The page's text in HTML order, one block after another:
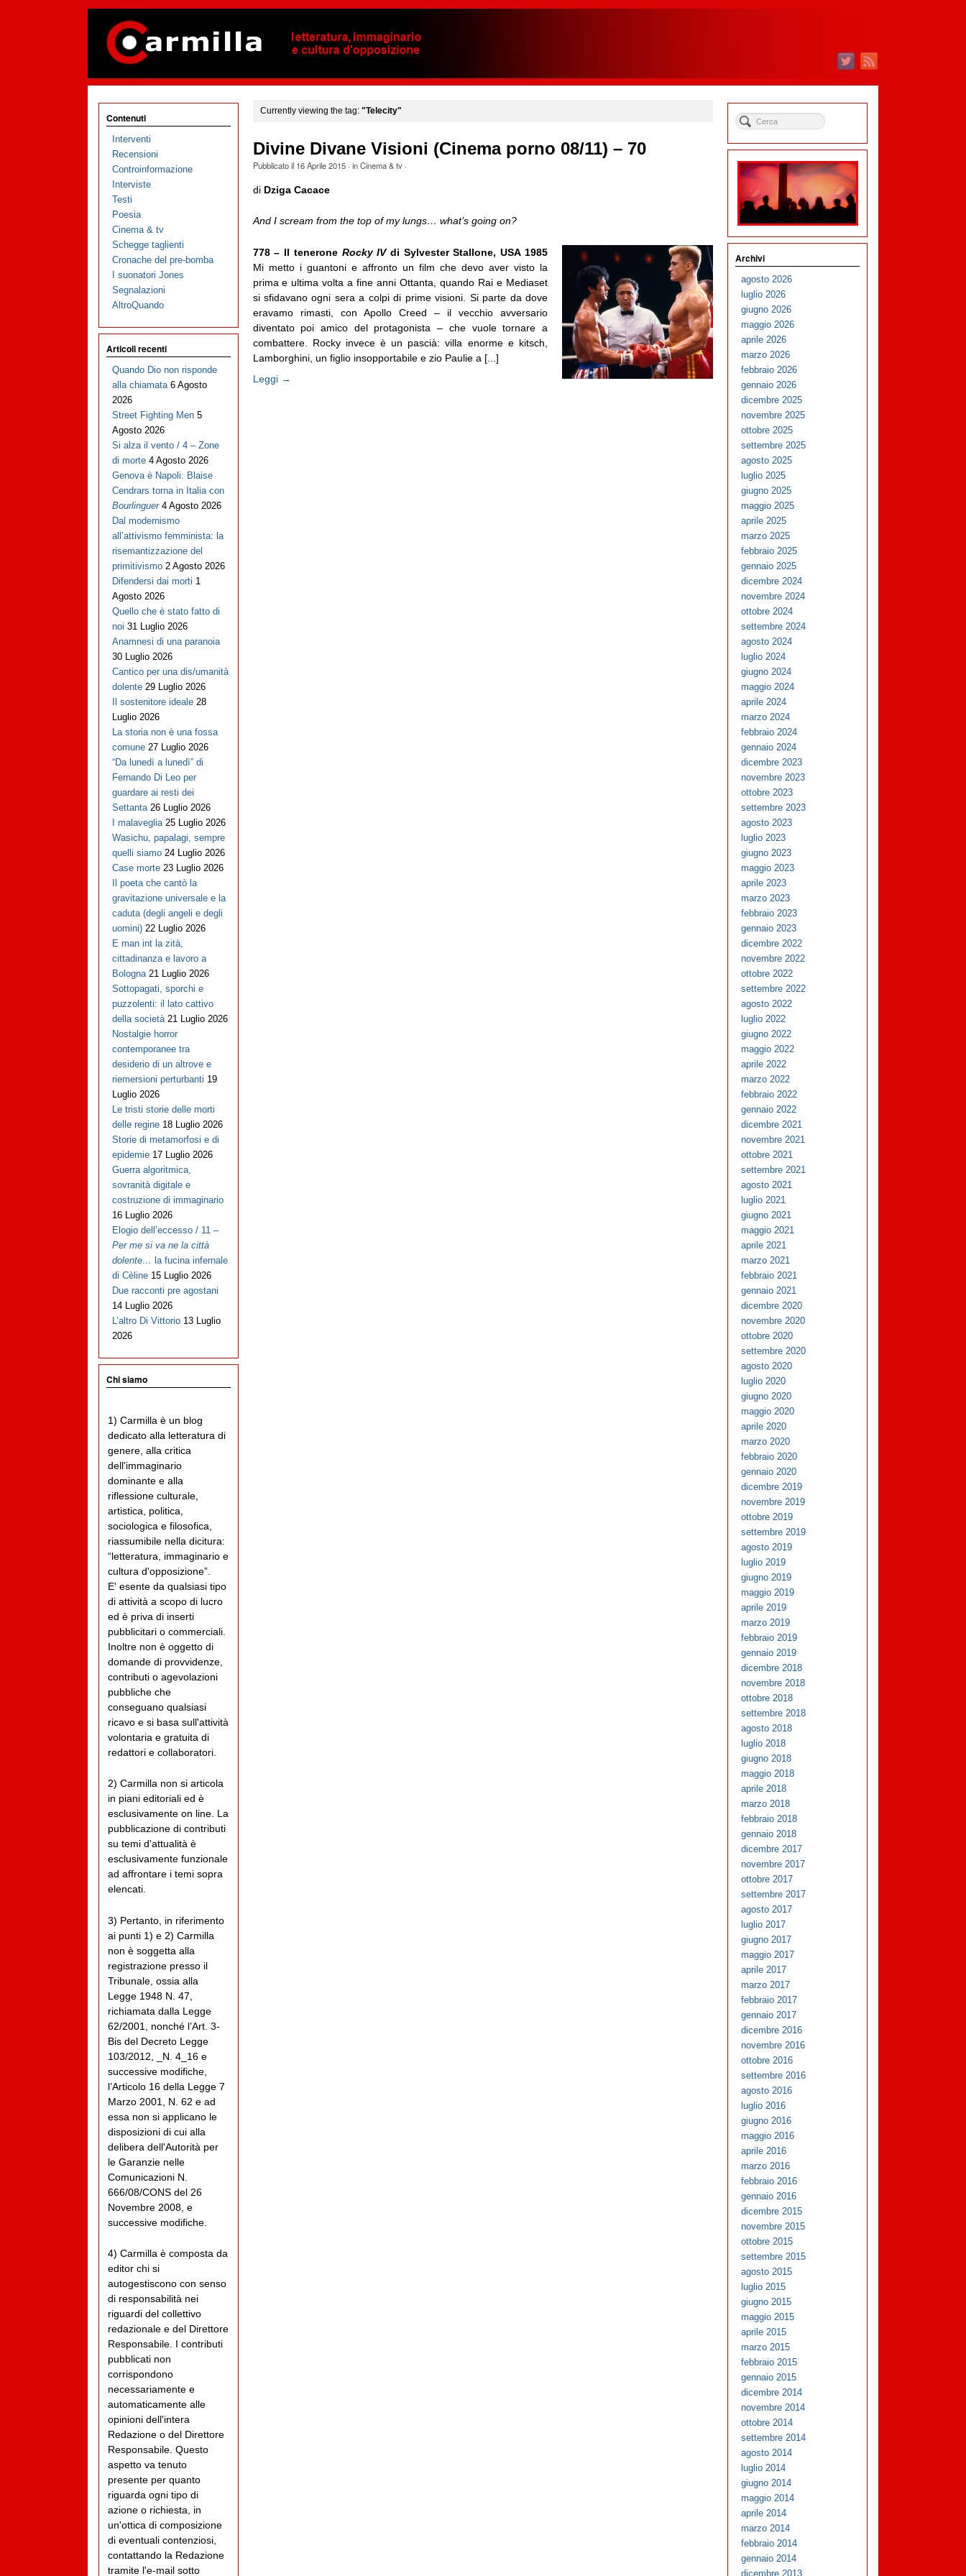
Currently viewing the tag: "Telecity"
Divine Divane Visioni (Cinema porno 08/11) – 70
Pubblicato il 16 Aprile 2015· inCinema & tv·
di Dziga Cacace
And I scream from the top of my lungs… what’s going on?
778 – Il tenerone Rocky IVdi Sylvester Stallone, USA 1985
Mi metto i guantoni e affronto un film che devo aver visto la
prima e ultima volta a fine anni Ottanta, quando Rai e Mediaset
si sfidavano ogni sera a colpi di prime visioni. Si parte da dove
eravamo rimasti, con Apollo Creed – il vecchio avversario
diventato poi amico del protagonista – che vuole tornare a
combattere. Rocky invece è un pascià: villa enorme e kitsch,
Lamborghini, un figlio insopportabile e zio Paulie a [...]
Leggi →
Contenuti
Interventi
Recensioni
Controinformazione
Interviste
Testi
Poesia
Cinema & tv
Schegge taglienti
Cronache del pre-bomba
I suonatori Jones
Segnalazioni
AltroQuando
Articoli recenti
Quando Dio non risponde
alla chiamata 6 Agosto
2026
Street Fighting Men 5
Agosto 2026
Si alza il vento / 4 – Zone
di morte 4 Agosto 2026
Genova è Napoli: Blaise
Cendrars torna in Italia con
Bourlinguer 4 Agosto 2026
Dal modernismo
all’attivismo femminista: la
risemantizzazione del
primitivismo 2 Agosto 2026
Difendersi dai morti 1
Agosto 2026
Quello che è stato fatto di
noi 31 Luglio 2026
Anamnesi di una paranoia
30 Luglio 2026
Cantico per una dis/umanità
dolente 29 Luglio 2026
Il sostenitore ideale 28
Luglio 2026
La storia non è una fossa
comune 27 Luglio 2026
“Da lunedì a lunedì” di
Fernando Di Leo per
guardare ai resti dei
Settanta 26 Luglio 2026
I malaveglia 25 Luglio 2026
Wasichu, papalagi, sempre
quelli siamo 24 Luglio 2026
Case morte 23 Luglio 2026
Il poeta che cantò la
gravitazione universale e la
caduta (degli angeli e degli
uomini) 22 Luglio 2026
E man int la zità,
cittadinanza e lavoro a
Bologna 21 Luglio 2026
Sottopagati, sporchi e
puzzolenti: il lato cattivo
della società 21 Luglio 2026
Nostalgie horror
contemporanee tra
desiderio di un altrove e
riemersioni perturbanti 19
Luglio 2026
Le tristi storie delle morti
delle regine 18 Luglio 2026
Storie di metamorfosi e di
epidemie 17 Luglio 2026
Guerra algoritmica,
sovranità digitale e
costruzione di immaginario
16 Luglio 2026
Elogio dell’eccesso / 11 –
Per me si va ne la città
dolente… la fucina infernale
di Cèline 15 Luglio 2026
Due racconti pre agostani
14 Luglio 2026
L’altro Di Vittorio 13 Luglio
2026
Chi siamo
1) Carmilla è un blog
dedicato alla letteratura di
genere, alla critica
dell'immaginario
dominante e alla
riflessione culturale,
artistica, politica,
sociologica e filosofica,
riassumibile nella dicitura:
“letteratura, immaginario e
cultura d'opposizione”.
E' esente da qualsiasi tipo
di attività a scopo di lucro
ed è priva di inserti
pubblicitari o commerciali.
Inoltre non è oggetto di
domande di provvidenze,
contributi o agevolazioni
pubbliche che
conseguano qualsiasi
ricavo e si basa sull'attività
volontaria e gratuita di
redattori e collaboratori.
2) Carmilla non si articola
in piani editoriali ed è
esclusivamente on line. La
pubblicazione di contributi
su temi d'attualità è
esclusivamente funzionale
ad affrontare i temi sopra
elencati.
3) Pertanto, in riferimento
ai punti 1) e 2) Carmilla
non è soggetta alla
registrazione presso il
Tribunale, ossia alla
Legge 1948 N. 47,
richiamata dalla Legge
62/2001, nonché l’Art. 3-
Bis del Decreto Legge
103/2012, _N. 4_16 e
successive modifiche,
l’Articolo 16 della Legge 7
Marzo 2001, N. 62 e ad
essa non si applicano le
disposizioni di cui alla
delibera dell'Autorità per
le Garanzie nelle
Comunicazioni N.
666/08/CONS del 26
Novembre 2008, e
successive modifiche.
4) Carmilla è composta da
editor chi si
autogestiscono con senso
di responsabilità nei
riguardi del collettivo
redazionale e del Direttore
Responsabile. I contributi
pubblicati non
corrispondono
necessariamente e
automaticamente alle
opinioni dell'intera
Redazione o del Direttore
Responsabile. Questo
aspetto va tenuto
presente per quanto
riguarda ogni tipo di
azione o richiesta, in
un'ottica di composizione
di eventuali contenziosi,
contattando la Redazione
tramite l'e-mail sotto
Archivi
agosto 2026
luglio 2026
giugno 2026
maggio 2026
aprile 2026
marzo 2026
febbraio 2026
gennaio 2026
dicembre 2025
novembre 2025
ottobre 2025
settembre 2025
agosto 2025
luglio 2025
giugno 2025
maggio 2025
aprile 2025
marzo 2025
febbraio 2025
gennaio 2025
dicembre 2024
novembre 2024
ottobre 2024
settembre 2024
agosto 2024
luglio 2024
giugno 2024
maggio 2024
aprile 2024
marzo 2024
febbraio 2024
gennaio 2024
dicembre 2023
novembre 2023
ottobre 2023
settembre 2023
agosto 2023
luglio 2023
giugno 2023
maggio 2023
aprile 2023
marzo 2023
febbraio 2023
gennaio 2023
dicembre 2022
novembre 2022
ottobre 2022
settembre 2022
agosto 2022
luglio 2022
giugno 2022
maggio 2022
aprile 2022
marzo 2022
febbraio 2022
gennaio 2022
dicembre 2021
novembre 2021
ottobre 2021
settembre 2021
agosto 2021
luglio 2021
giugno 2021
maggio 2021
aprile 2021
marzo 2021
febbraio 2021
gennaio 2021
dicembre 2020
novembre 2020
ottobre 2020
settembre 2020
agosto 2020
luglio 2020
giugno 2020
maggio 2020
aprile 2020
marzo 2020
febbraio 2020
gennaio 2020
dicembre 2019
novembre 2019
ottobre 2019
settembre 2019
agosto 2019
luglio 2019
giugno 2019
maggio 2019
aprile 2019
marzo 2019
febbraio 2019
gennaio 2019
dicembre 2018
novembre 2018
ottobre 2018
settembre 2018
agosto 2018
luglio 2018
giugno 2018
maggio 2018
aprile 2018
marzo 2018
febbraio 2018
gennaio 2018
dicembre 2017
novembre 2017
ottobre 2017
settembre 2017
agosto 2017
luglio 2017
giugno 2017
maggio 2017
aprile 2017
marzo 2017
febbraio 2017
gennaio 2017
dicembre 2016
novembre 2016
ottobre 2016
settembre 2016
agosto 2016
luglio 2016
giugno 2016
maggio 2016
aprile 2016
marzo 2016
febbraio 2016
gennaio 2016
dicembre 2015
novembre 2015
ottobre 2015
settembre 2015
agosto 2015
luglio 2015
giugno 2015
maggio 2015
aprile 2015
marzo 2015
febbraio 2015
gennaio 2015
dicembre 2014
novembre 2014
ottobre 2014
settembre 2014
agosto 2014
luglio 2014
giugno 2014
maggio 2014
aprile 2014
marzo 2014
febbraio 2014
gennaio 2014
dicembre 2013